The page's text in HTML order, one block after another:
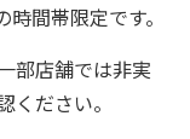
間帯限定です。
部店舗では非実
ください。